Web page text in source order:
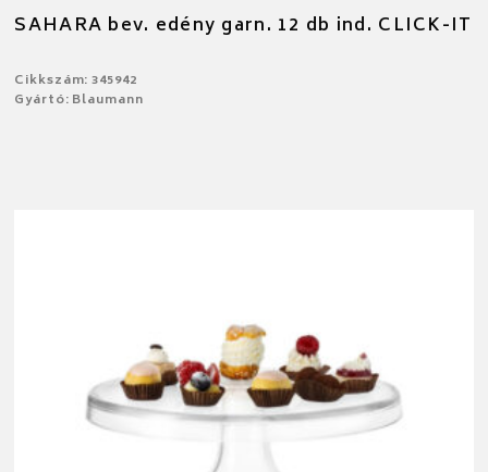
SAHARA bev. edény garn. 12 db ind. CLICK-IT
Cikkszám: 345942
Gyártó: Blaumann